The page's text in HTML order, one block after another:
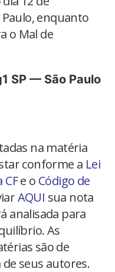
enquanto
o Mal de
SP — São Paulo
na matéria
conforme a Lei
CFe o Código de
AQUI sua nota
analisada para
As
são de
seus autores.